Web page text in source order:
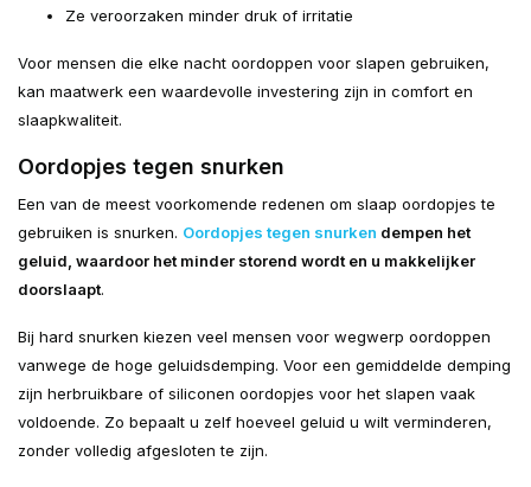
Ze veroorzaken minder druk of irritatie
Voor mensen die elke nacht oordoppen voor slapen gebruiken,
kan maatwerk een waardevolle investering zijn in comfort en
slaapkwaliteit.
Oordopjes tegen snurken
Een van de meest voorkomende redenen om slaap oordopjes te
gebruiken is snurken. Oordopjes tegen snurken dempen het
geluid, waardoor het minder storend wordt en u makkelijker
doorslaapt.
Bij hard snurken kiezen veel mensen voor wegwerp oordoppen
vanwege de hoge geluidsdemping. Voor een gemiddelde demping
zijn herbruikbare of siliconen oordopjes voor het slapen vaak
voldoende. Zo bepaalt u zelf hoeveel geluid u wilt verminderen,
zonder volledig afgesloten te zijn.